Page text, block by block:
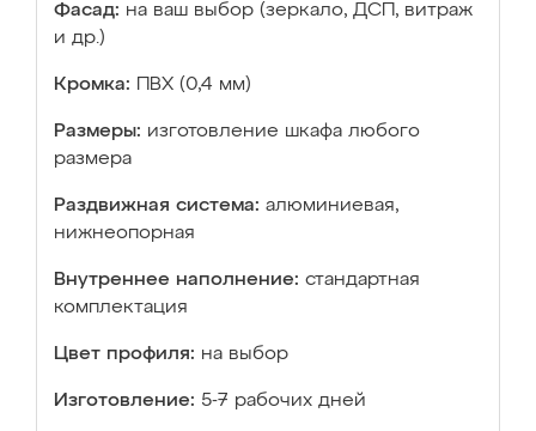
Фасад: на ваш выбор (зеркало, ДСП, витраж
и др.)
Кромка: ПВХ (0,4 мм)
Размеры: изготовление шкафа любого
размера
Раздвижная система: алюминиевая,
нижнеопорная
Внутреннее наполнение: стандартная
комплектация
Цвет профиля: на выбор
Изготовление: 5-7 рабочих дней